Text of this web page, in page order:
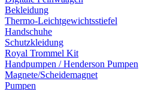
Bekleidung
Thermo-Leichtgewichtsstiefel
Handschuhe
Schutzkleidung
Royal Trommel Kit
Handpumpen / Henderson Pumpen
Magnete/Scheidemagnet
Pumpen